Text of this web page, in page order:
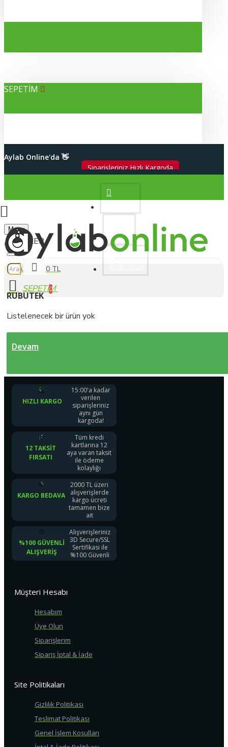
SEPETİM
Aylab Online'da 👋
2000 TL Üzeri Kargo Bedava
Siparişleriniz Hızlı Kargoda
Üye Ol
Menu
0 ürün - 0,00 TL
0
RUBUTEK
Listelenecek bir ürün yok
Devam
HIZLI KARGO
15:00'a kadar
verilen
siparişleriniz
aynı gün
kargoda!
12 TAKSIT
FIRSATI
Tüm kredi
kartlarına 12
aya varan taksit
ile ödeme
kolaylığı
KARGO BEDAVA
2000 TL üzeri
alışverişlerde
kargo ücreti
tamamen bize
ait
%100 GÜVENLI
ALIŞVERIŞ
Alışverişleriniz
3D Secure/SSL
Sertifikası ile
%100 Güvenli
Müşteri Hesabı
Hesabım
Üye Olun
Siparişlerim
Sipariş İptal & İade
Site Politikaları
Gizlilik Politikası
Teslimat Politikası
Genel İşlem Koşulları